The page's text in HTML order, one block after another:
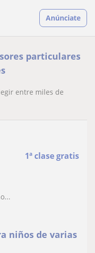
Anúnciate
particulares
entre miles de
1ª clase gratis
niños de varias